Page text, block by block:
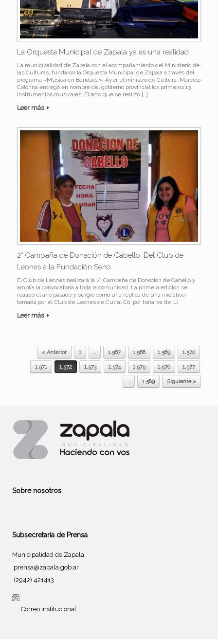
La Orquesta Municipal de Zapala ya es una realidad
La municipalidad de Zapala con el acompañamiento del Ministerio de
las Culturas, fundaron la Orquesta Municipal de Zapala a través del
programa «Música en Bandada». Ayer el ministro de Cultura, Marcelo
Colonna entregó en nombre del gobierno provincial los primeros 13
instrumentos musicales. El acto que se realizó […]
Leer más
2° Campaña de Donación de Cabello: Del Club de
Leones a la Fundación Seno
El Club de Leones realizará la 2° Campaña de Donación de Cabello y
amplía la convocatoria a toda la comunidad. La primera edición se
realizó el año pasado y surgió como una réplica de una iniciativa
tomada por el Club de Leones de Cutral Có, por tratarse de […]
Leer más
Navegador de artículos
« Anterior 1 … 1.567 1.568 1.569 1.570
1.571 1.572 1.573 1.574 1.575 1.576 1.577
… 1.589 Siguiente »
Sobre nosotros
Subsecretaría de Prensa
Municipalidad de Zapala
prensa@zapala.gob.ar
(2942) 421413
Correo institucional